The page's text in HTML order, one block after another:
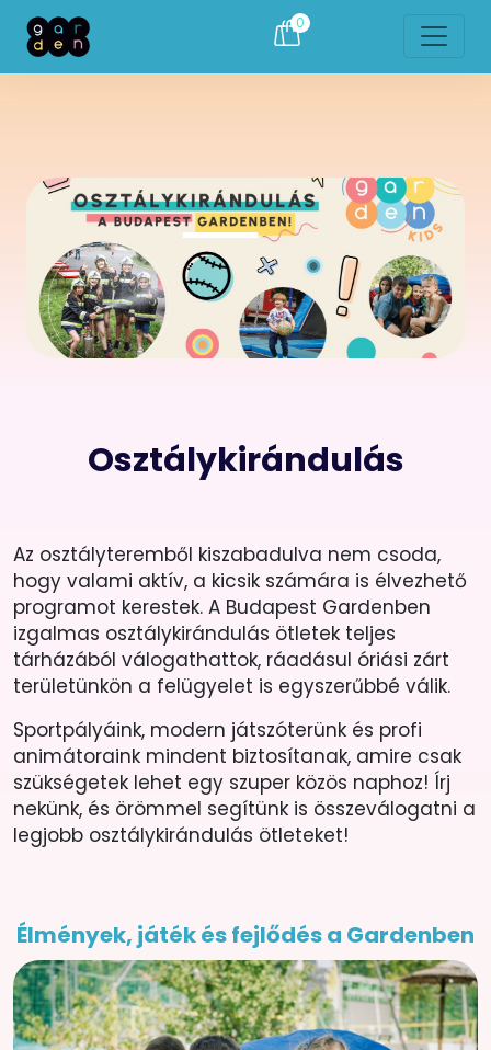
0
Osztálykirándulás
Az osztályteremből kiszabadulva nem csoda,
hogy valami aktív, a kicsik számára is élvezhető
programot kerestek. A Budapest Gardenben
izgalmas osztálykirándulás ötletek teljes
tárházából válogathattok, ráadásul óriási zárt
területünkön a felügyelet is egyszerűbbé válik.
Sportpályáink, modern játszóterünk és profi
animátoraink mindent biztosítanak, amire csak
szükségetek lehet egy szuper közös naphoz! Írj
nekünk, és örömmel segítünk is összeválogatni a
legjobb osztálykirándulás ötleteket!
Élmények, játék és fejlődés a Gardenben